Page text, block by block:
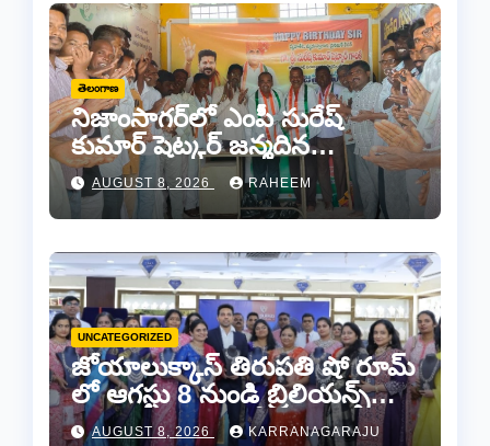
తెలంగాణ
నిజాంసాగర్‌లో ఎంపీ సురేష్
కుమార్ షెట్కర్ జన్మదిన
వేడుకలు..
AUGUST 8, 2026 RAHEEM
UNCATEGORIZED
జోయాలుక్కాస్ తిరుపతి షో రూమ్
లో ఆగస్టు 8 నుండి బ్రిలియన్స్
డైమండ్ జ్యాయలరీ షో..
AUGUST 8, 2026 KARRANAGARAJU